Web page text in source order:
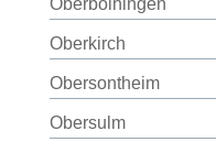
Oberboihingen
Oberkirch
Obersontheim
Obersulm